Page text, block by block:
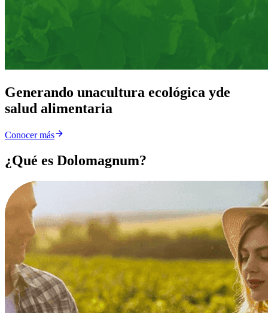
Generando unacultura ecológica yde
salud alimentaria
Conocer más
¿Qué es Dolomagnum?